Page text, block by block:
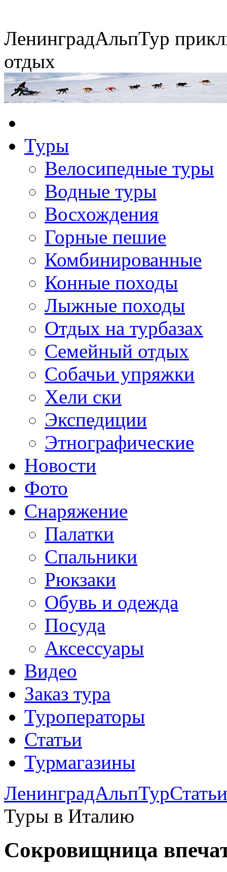
ЛенинградАльпТур
отдых
Туры
Велосипедные туры
Водные туры
Восхождения
Горные пешие
Комбинированные
Конные походы
Лыжные походы
Отдых на турбазах
Семейный отдых
Собачьи упряжки
Хели ски
Экспедиции
Этнографические
Новости
Фото
Снаряжение
Палатки
Спальники
Рюкзаки
Обувь и одежда
Посуда
Аксессуары
Видео
Заказ тура
Туроператоры
Статьи
Турмагазины
ЛенинградАльпТурСтатьи
Туры в Италию
Сокровищница